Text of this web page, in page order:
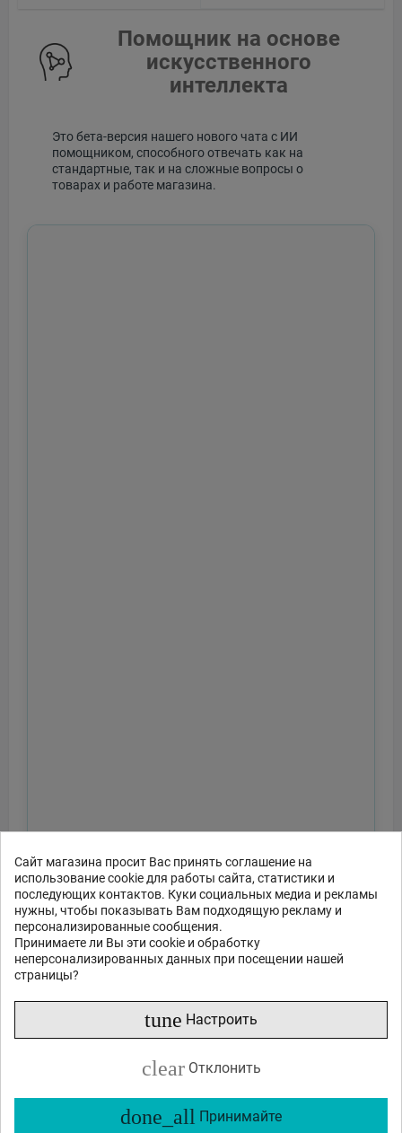
Сайт магазина просит Вас принять соглашение на
использование cookie для работы сайта, статистики и
последующих контактов. Куки социальных медиа и рекламы
нужны, чтобы показывать Вам подходящую рекламу и
персонализированные сообщения.
Принимаете ли Вы эти cookie и обработку
неперсонализированных данных при посещении нашей
страницы?
tune Настроить
clear Отклонить
done_all Принимайте
Помощник на основе
искусственного
интеллекта
Это бета-версия нашего нового чата с ИИ
помощником, способного отвечать как на
стандартные, так и на сложные вопросы о
товарах и работе магазина.